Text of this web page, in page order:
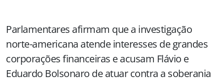
Parlamentares afirmam que a investigação
norte-americana atende interesses de grandes
corporações financeiras e acusam Flávio e
Eduardo Bolsonaro de atuar contra a soberania